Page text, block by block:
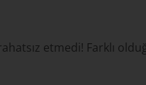
etmedi! Farklı